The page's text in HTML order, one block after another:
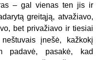
– gal vienas ten jis ir
greitąją, atvažiavo,
bet privažiavo ir tiesiai
įnešė, kažkokį
padavė, pasakė, kad